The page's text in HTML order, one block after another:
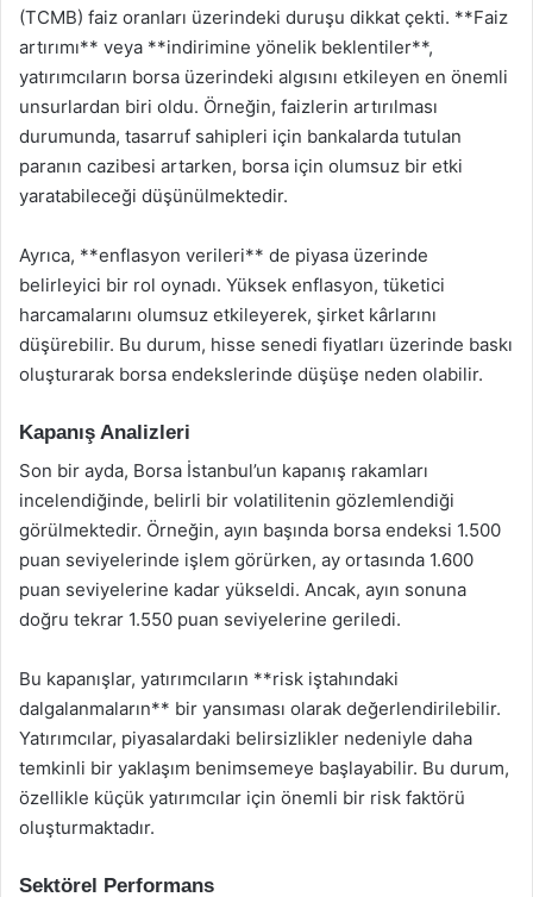
(TCMB) faiz oranları üzerindeki duruşu dikkat çekti. **Faiz
artırımı** veya **indirimine yönelik beklentiler**,
yatırımcıların borsa üzerindeki algısını etkileyen en önemli
unsurlardan biri oldu. Örneğin, faizlerin artırılması
durumunda, tasarruf sahipleri için bankalarda tutulan
paranın cazibesi artarken, borsa için olumsuz bir etki
yaratabileceği düşünülmektedir.
Ayrıca, **enflasyon verileri** de piyasa üzerinde
belirleyici bir rol oynadı. Yüksek enflasyon, tüketici
harcamalarını olumsuz etkileyerek, şirket kârlarını
düşürebilir. Bu durum, hisse senedi fiyatları üzerinde baskı
oluşturarak borsa endekslerinde düşüşe neden olabilir.
Kapanış Analizleri
Son bir ayda, Borsa İstanbul’un kapanış rakamları
incelendiğinde, belirli bir volatilitenin gözlemlendiği
görülmektedir. Örneğin, ayın başında borsa endeksi 1.500
puan seviyelerinde işlem görürken, ay ortasında 1.600
puan seviyelerine kadar yükseldi. Ancak, ayın sonuna
doğru tekrar 1.550 puan seviyelerine geriledi.
Bu kapanışlar, yatırımcıların **risk iştahındaki
dalgalanmaların** bir yansıması olarak değerlendirilebilir.
Yatırımcılar, piyasalardaki belirsizlikler nedeniyle daha
temkinli bir yaklaşım benimsemeye başlayabilir. Bu durum,
özellikle küçük yatırımcılar için önemli bir risk faktörü
oluşturmaktadır.
Sektörel Performans